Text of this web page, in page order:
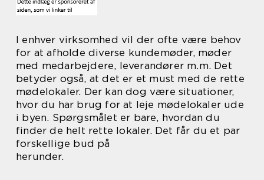
I enhver virksomhed vil der ofte være behov
for at afholde diverse kundemøder, møder
med medarbejdere, leverandører m.m. Det
betyder også, at det er et must med de rette
mødelokaler. Der kan dog være situationer,
hvor du har brug for at leje mødelokaler ude
i byen. Spørgsmålet er bare, hvordan du
finder de helt rette lokaler. Det får du et par
forskellige bud på
herunder.